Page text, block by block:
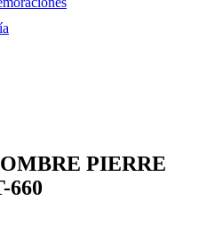
PIERRE
660